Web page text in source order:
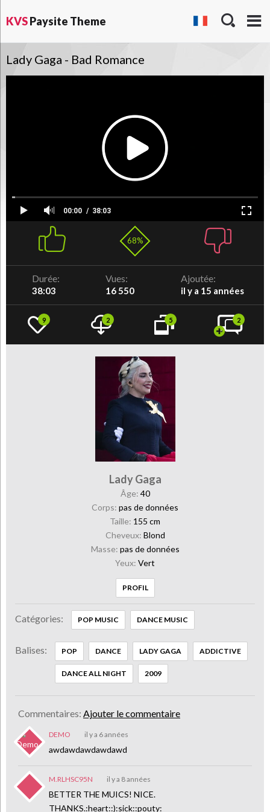
KVSPaysite Theme
Lady Gaga - Bad Romance
00:00 38:03
68%
Durée:
38:03
Vues:
16 550
Ajoutée:
il y a 15 années
9 2 5 2
Lady Gaga
Âge: 40
Corps: pas de données
Taille: 155 cm
Cheveux: Blond
Masse: pas de données
Yeux: Vert
PROFIL
Catégories: POP MUSIC DANCE MUSIC
Balises: POP DANCE LADY GAGA ADDICTIVE
DANCE ALL NIGHT 2009
Commentaires: Ajouter le commentaire
DEMO il y a 6 années
awdawdawdawdawd
M.RLHSC95N il y a 8 années
BETTER THE MUICS! NICE.
THANKS.:heart::):sick::pouty: